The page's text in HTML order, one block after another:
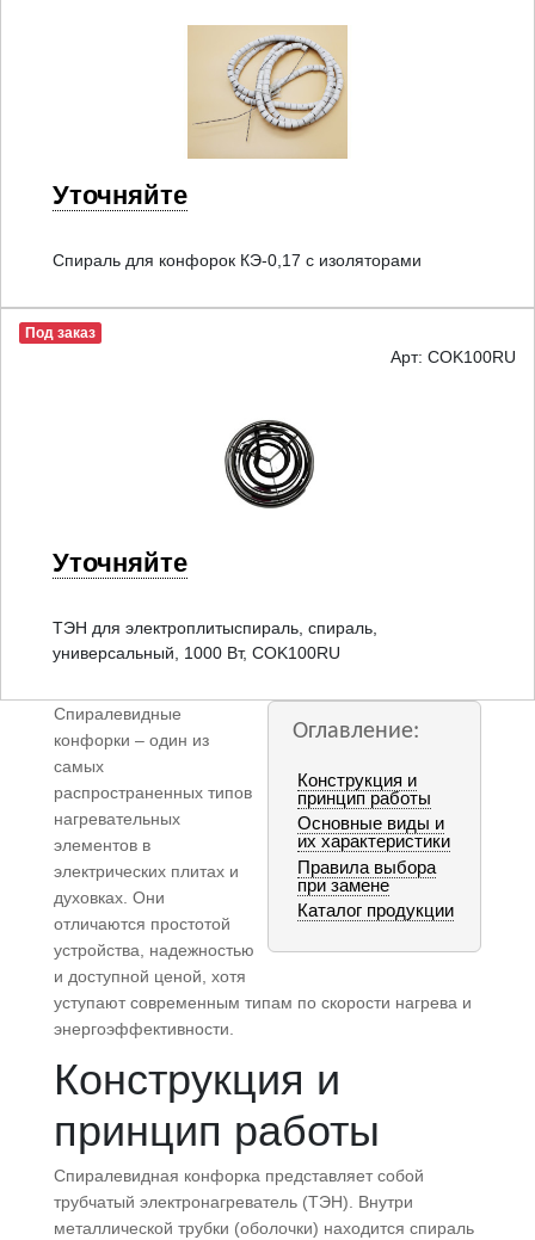
Уточняйте
Спираль для конфорок КЭ-0,17 с изоляторами
Под заказ
Арт: COK100RU
Уточняйте
ТЭН для электроплитыспираль, спираль,
универсальный, 1000 Вт, COK100RU
Оглавление:
Конструкция и
принцип работы
Основные виды и
их характеристики
Правила выбора
при замене
Каталог продукции
Спиралевидные
конфорки – один из
самых
распространенных типов
нагревательных
элементов в
электрических плитах и
духовках. Они
отличаются простотой
устройства, надежностью
и доступной ценой, хотя
уступают современным типам по скорости нагрева и
энергоэффективности.
Конструкция и
принцип работы
Спиралевидная конфорка представляет собой
трубчатый электронагреватель (ТЭН). Внутри
металлической трубки (оболочки) находится спираль